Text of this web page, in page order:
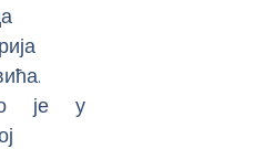
је у